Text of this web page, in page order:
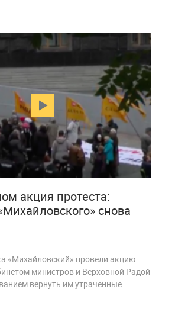
акция протеста:
снова
«Михайловский» провели акцию
министров и Верховной Радой
вернуть им утраченные